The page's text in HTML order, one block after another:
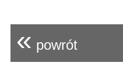
« powrót